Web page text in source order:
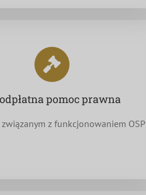
pomoc prawna
z funkcjonowaniem OSP